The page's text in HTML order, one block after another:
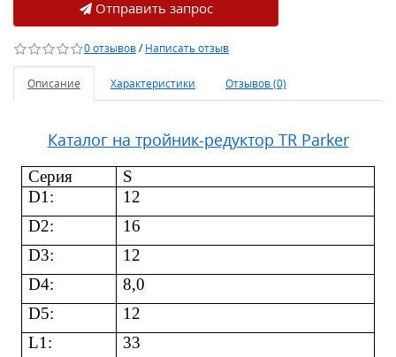
Отправить запрос
0 отзывов/Написать отзыв
Описание Характеристики Отзывов (0)
Каталог на тройник-редуктор TR Parker
Серия
S
D1:
12
D2:
16
D3:
12
D4:
8,0
D5:
12
L1:
33